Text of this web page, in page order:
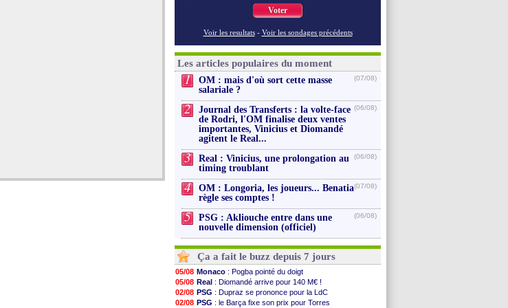
Voter
Voir les resultats - Voir les sondages précédents
Les articles populaires du moment
1
OM : mais d'où sort cette masse
salariale ?
(07/08)
2
Journal des Transferts : la volte-face
de Rodri, l'OM finalise deux ventes
importantes, Vinicius et Diomandé
agitent le Real...
(06/08)
3
Real : Vinicius, une prolongation au
timing troublant
(06/08)
4
OM : Longoria, les joueurs... Benatia
règle ses comptes !
(07/08)
5
PSG : Akliouche entre dans une
nouvelle dimension (officiel)
(06/08)
Ça a fait le buzz depuis 7 jours
05/08 Monaco : Pogba pointé du doigt
05/08 Real : Diomandé arrive pour 140 M€ !
02/08 PSG : Dupraz se prononce pour la LdC
02/08 PSG : le Barça fixe son prix pour Torres